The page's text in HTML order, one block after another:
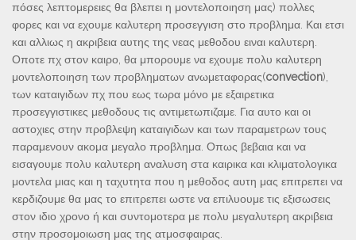
πόσες λεπτομερειες θα βλεπει η μοντελοποιηση μας) πολλες
φορες και να εχουμε καλυτερη προσεγγιση στο προβλημα. Και ετσι
και αλλιως η ακριβεια αυτης της νεας μεθοδου ειναι καλυτερη.
Οποτε πχ στον καιρο, θα μπορουμε να εχουμε πολυ καλυτερη
μοντελοποιηση των προβληματων ανωμεταφορας(convection),
των καταιγιδων πχ που εως τωρα μόνο με εξαιρετικα
προσεγγιστικες μεθοδους τις αντιμετωπιζαμε. Για αυτο και οι
αστοχιες στην προβλεψη καταιγιδων και των παραμετρων τους
παραμενουν ακομα μεγαλο προβλημα. Οπως βεβαια και να
εισαγουμε πολυ καλυτερη αναλυση στα καιρικα και κλιματολογικα
μοντελα μιας και η ταχυτητα που η μεθοδος αυτη μας επιτρεπει να
κερδιζουμε θα μας το επιτρεπει ωστε να επιλυουμε τις εξισωσεις
στον ιδιο χρονο ή και συντομοτερα με πολυ μεγαλυτερη ακριβεια
στην προσομοιωση μας της ατμοσφαιρας.